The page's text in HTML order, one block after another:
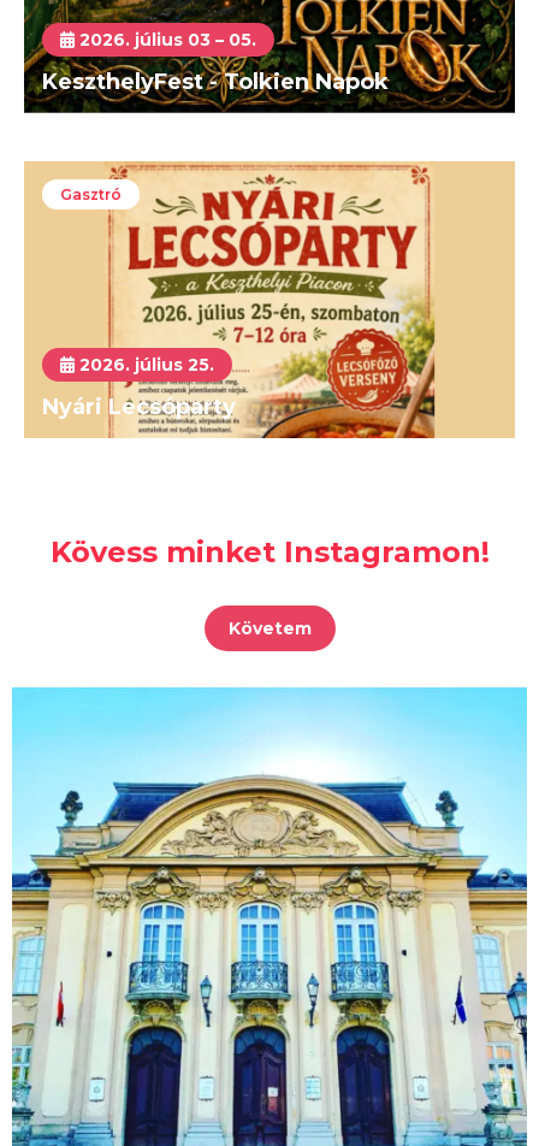
2026. július 03 – 05.
KeszthelyFest - Tolkien Napok
Gasztró
2026. július 25.
Nyári Lecsóparty
Kövess minket Instagramon!
Követem